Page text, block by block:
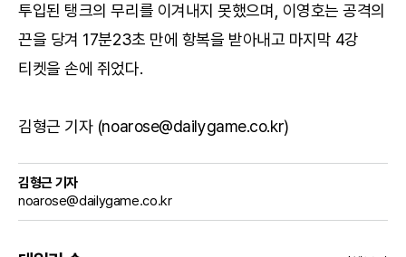
투입된 탱크의 무리를 이겨내지 못했으며, 이영호는 공격의
끈을 당겨 17분23초 만에 항복을 받아내고 마지막 4강
티켓을 손에 쥐었다.
김형근 기자 (noarose@dailygame.co.kr)
김형근 기자
noarose@dailygame.co.kr